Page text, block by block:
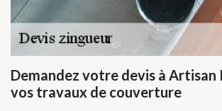
Demandez votre devis à
vos travaux de couverture